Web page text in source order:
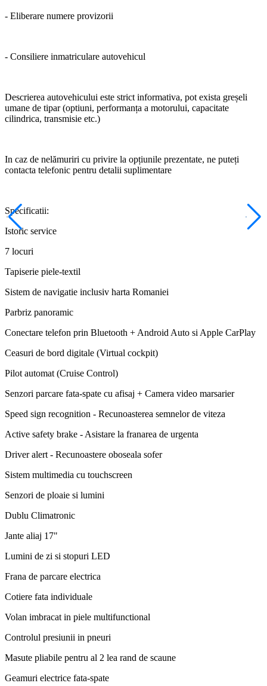
- Eliberare numere provizorii
- Consiliere inmatriculare autovehicul
Descrierea autovehicului este strict informativa, pot exista greșeli
umane de tipar (optiuni, performanța a motorului, capacitate
cilindrica, transmisie etc.)
In caz de nelămuriri cu privire la opțiunile prezentate, ne puteți
contacta telefonic pentru detalii suplimentare
Specificatii:
Istoric service
7 locuri
Tapiserie piele-textil
Sistem de navigatie inclusiv harta Romaniei
Parbriz panoramic
Conectare telefon prin Bluetooth + Android Auto si Apple CarPlay
Ceasuri de bord digitale (Virtual cockpit)
Pilot automat (Cruise Control)
Senzori parcare fata-spate cu afisaj + Camera video marsarier
Speed sign recognition - Recunoasterea semnelor de viteza
Active safety brake - Asistare la franarea de urgenta
Driver alert - Recunoastere oboseala sofer
Sistem multimedia cu touchscreen
Senzori de ploaie si lumini
Dublu Climatronic
Jante aliaj 17"
Lumini de zi si stopuri LED
Frana de parcare electrica
Cotiere fata individuale
Volan imbracat in piele multifunctional
Controlul presiunii in pneuri
Masute pliabile pentru al 2 lea rand de scaune
Geamuri electrice fata-spate